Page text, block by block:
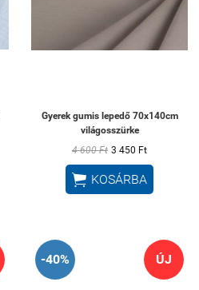
Gyerek gumis lepedő 70x140cm
világosszürke
4 600 Ft 3 450 Ft
 KOSÁRBA
ÚJ
-40%